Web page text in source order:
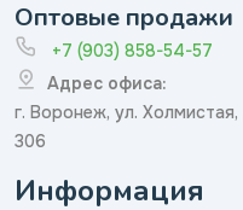
Оптовые продажи
+7 (903) 858-54-57
Адрес офиса:
г. Воронеж, ул.
306
Информация